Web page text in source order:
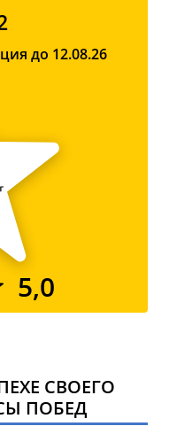
до 12.08.26
5,0
СВОЕГО
ПОБЕД